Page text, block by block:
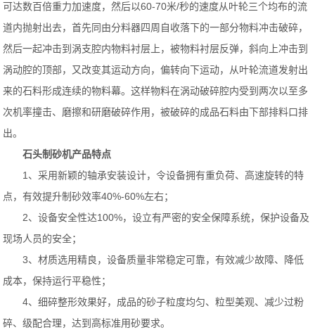
可达数百倍重力加速度，然后以60-70米/秒的速度从叶轮三个均布的流
道内抛射出去，首先同由分料器四周自收落下的一部分物料冲击破碎，
然后一起冲击到涡支腔内物料衬层上，被物料衬层反弹，斜向上冲击到
涡动腔的顶部，又改变其运动方向，偏转向下运动，从叶轮流道发射出
来的石料形成连续的物料幕。这样物料在涡动破碎腔内受到两次以至多
次机率撞击、磨擦和研磨破碎作用，被破碎的成品石料由下部排料口排
出。
石头制砂机产品特点
1、采用新颖的轴承安装设计，令设备拥有重负荷、高速旋转的特
点，有效提升制砂效率40%-60%左右；
2、设备安全性达100%，设立有严密的安全保障系统，保护设备及
现场人员的安全；
3、材质选用精良，设备质量非常稳定可靠，有效减少故障、降低
成本，保持运行平稳性；
4、细碎整形效果好，成品的砂子粒度均匀、粒型美观、减少过粉
碎、级配合理，达到高标准用砂要求。